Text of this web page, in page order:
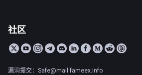
社区
漏洞提交：Safe@mail.fameex.info